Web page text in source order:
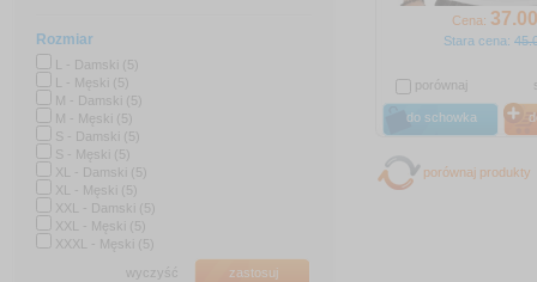
Rozmiar
L - Damski (5)
L - Męski (5)
M - Damski (5)
M - Męski (5)
S - Damski (5)
S - Męski (5)
XL - Damski (5)
XL - Męski (5)
XXL - Damski (5)
XXL - Męski (5)
XXXL - Męski (5)
wyczyść
zastosuj
Cena: 37.00
Stara cena:
porównaj
do schowka
porównaj produkty